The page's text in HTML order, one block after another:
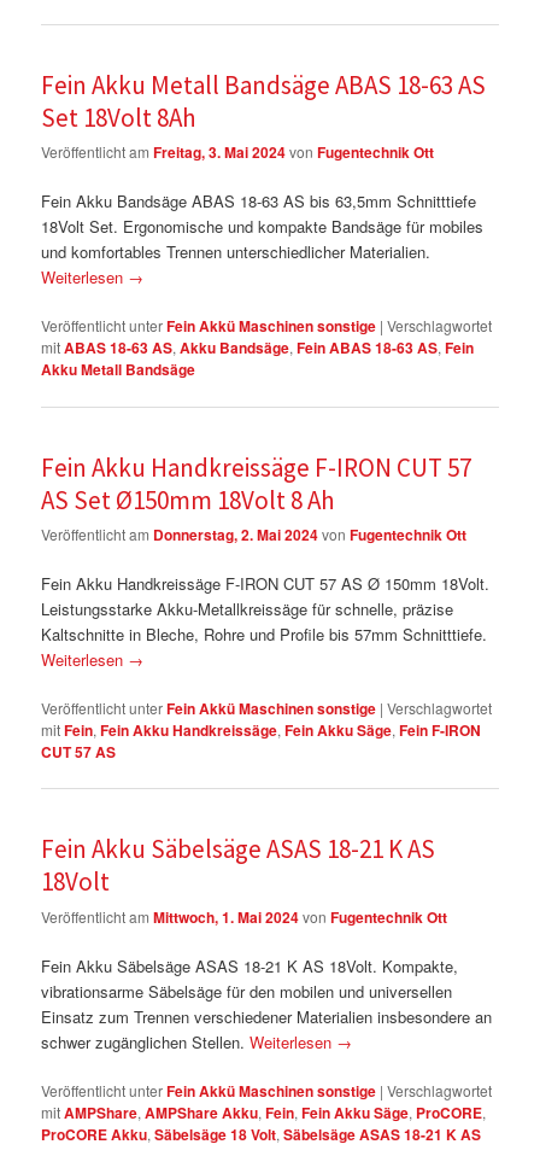
Fein Akku Metall Bandsäge ABAS 18-63 AS
Set 18Volt 8Ah
Veröffentlicht amFreitag, 3. Mai 2024vonFugentechnik Ott
Fein Akku Bandsäge ABAS 18-63 AS bis 63,5mm Schnitttiefe
18Volt Set. Ergonomische und kompakte Bandsäge für mobiles
und komfortables Trennen unterschiedlicher Materialien.
Weiterlesen →
Veröffentlicht unterFein Akkü Maschinen sonstige |Verschlagwortet
mitABAS 18-63 AS,Akku Bandsäge,Fein ABAS 18-63 AS,Fein
Akku Metall Bandsäge
Fein Akku Handkreissäge F-IRON CUT 57
AS Set Ø150mm 18Volt 8 Ah
Veröffentlicht am Donnerstag, 2. Mai 2024vonFugentechnik Ott
Fein Akku Handkreissäge F-IRON CUT 57 AS Ø 150mm 18Volt.
Leistungsstarke Akku-Metallkreissäge für schnelle, präzise
Kaltschnitte in Bleche, Rohre und Profile bis 57mm Schnitttiefe.
Weiterlesen →
Veröffentlicht unterFein Akkü Maschinen sonstige |Verschlagwortet
mitFein,Fein Akku Handkreissäge,Fein Akku Säge,Fein F-IRON
CUT 57 AS
Fein Akku Säbelsäge ASAS 18-21 K AS
18Volt
Veröffentlicht amMittwoch, 1. Mai 2024vonFugentechnik Ott
Fein Akku Säbelsäge ASAS 18-21 K AS 18Volt. Kompakte,
vibrationsarme Säbelsäge für den mobilen und universellen
Einsatz zum Trennen verschiedener Materialien insbesondere an
schwer zugänglichen Stellen.Weiterlesen →
Veröffentlicht unterFein Akkü Maschinen sonstige |Verschlagwortet
mitAMPShare,AMPShare Akku,Fein,Fein Akku Säge, ProCORE,
ProCORE Akku,Säbelsäge 18 Volt,Säbelsäge ASAS 18-21 K AS